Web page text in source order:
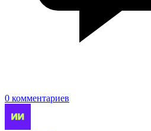
0 комментариев